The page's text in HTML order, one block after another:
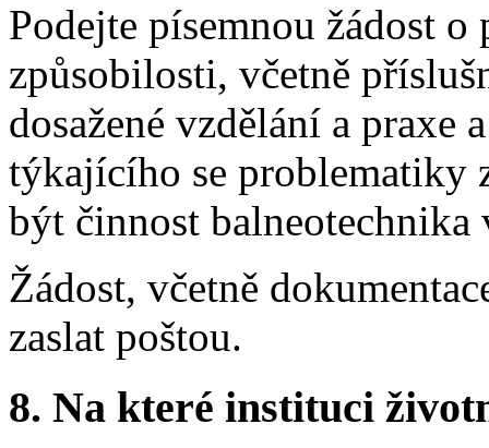
Podejte písemnou žádost
způsobilosti, včetně
dosažené vzdělání a praxe
týkajícího se problematiky
být činnost
Žádost, včetně
zaslat poštou.
8. Na které instituci